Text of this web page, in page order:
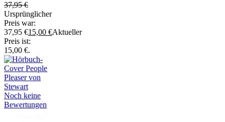
37,95€
Ursprünglicher
Preis war:
37,95 €15,00 €Aktueller
Preis ist:
15,00 €.
Noch keine
Bewertungen